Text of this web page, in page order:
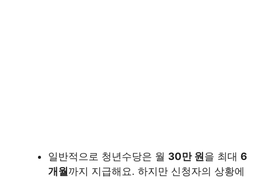
일반적으로 청년수당은 월 30만 원을 최대 6
개월까지 지급해요. 하지만 신청자의 상황에